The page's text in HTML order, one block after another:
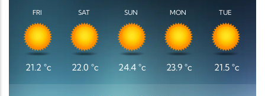
FRI
21.2 °c
SAT
22.0 °c
SUN
24.4 °c
MON
23.9 °c
TUE
21.5°c